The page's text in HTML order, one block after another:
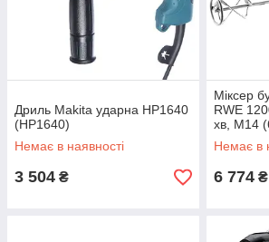
Дриль Makita ударна HP1640
(HP1640)
Немає в наявності
3 504 ₴
Міксер
RWE
хв, М14
Немає в
6 774 ₴